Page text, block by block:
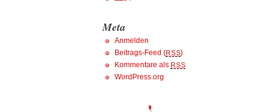
Meta
Anmelden
Beitrags-Feed (RSS)
Kommentare als RSS
WordPress.org